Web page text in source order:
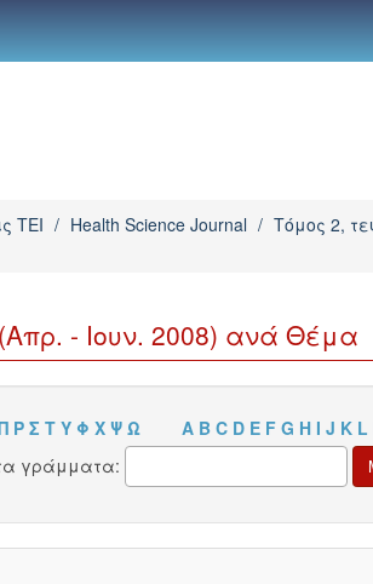
TEI / Health Science Journal / Τόμος 2,
- Ιουν. 2008) ανά Θέμα
Ρ Σ Τ Υ Φ Χ Ψ Ω A B C D E F G H I J K L
γράμματα: